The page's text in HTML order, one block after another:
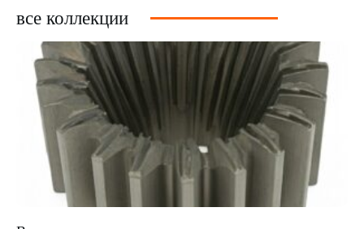
все коллекции